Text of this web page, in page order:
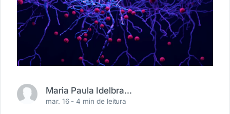
Maria Paula Idelbrando Vicari
mar. 16 -4 min de leitura